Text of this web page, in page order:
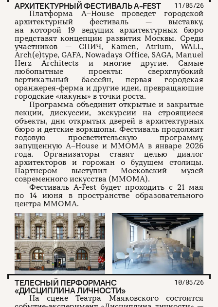
АРХИТЕКТУРНЫЙ ФЕСТИВАЛЬ A-FEST 11/05/26
Платформа A–House проведет городской
архитектурный фестиваль — выставку,
на которой 19 ведущих архитектурных бюро
представят концепции развития Москвы. Среди
участников — СПИЧ, Kamen, Atrium, WALL,
Arch(e)type, GAFA, Nowadays Office, SAGA, Manuel
Herz Architects и многие другие. Самые
любопытные проекты: сверхглубокий
вертикальный бассейн, первая городская
оранжерея-ферма и другие идеи, превращающие
городские «лакуны» в точки роста.
Программа объединит открытые и закрытые
лекции, дискуссии, экскурсии на строящиеся
объекты, дни открытых дверей в архитектурных
бюро и детские воркшопы. Фестиваль продолжит
годовую просветительскую программу,
запущенную A–House и ММОМА в январе 2026
года. Организаторы ставят целью диалог
архитекторов и горожан о будущем столицы.
Партнером выступил Московский музей
современного искусства (ММОМА).
Фестиваль A-Fest будет проходить с 21 мая
по 14 июня в пространстве образовательного
центра ММОМА.
ТЕЛЕСНЫЙ ПЕРФОРМАНС
«ДИСЦИПЛИНА ЛИЧНОСТИ»
10/05/26
На сцене Театра Маяковского состоится